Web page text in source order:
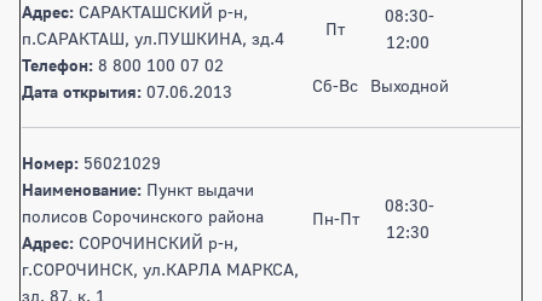
Адрес: САРАКТАШСКИЙ р-н,
п.САРАКТАШ, ул.ПУШКИНА, зд.4
Телефон: 8 800 100 07 02
Дата открытия: 07.06.2013
Пт
08:30-
12:00
Сб-Вс Выходной
Номер: 56021029
Наименование: Пункт выдачи
полисов Сорочинского района
Адрес: СОРОЧИНСКИЙ р-н,
г.СОРОЧИНСК, ул.КАРЛА МАРКСА,
зд. 87, к. 1
Пн-Пт
08:30-
12:30